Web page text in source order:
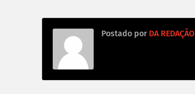
Postado por DA REDAÇÃO